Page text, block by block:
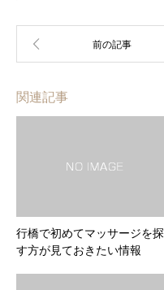
関連記事
行橋で初めてマッサージを探
す方が見ておきたい情報